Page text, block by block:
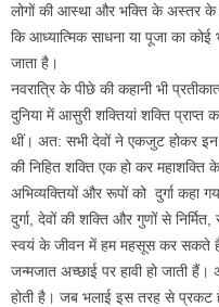
लोगों की आस्था और भक्ति के अस्तर के
कि आध्यात्मिक साधना या पूजा का
जाता है।
नवरात्रि के पीछे की कहानी भी
दुनिया में आसुरी शक्तियां शक्ति प्राप्त
थीं। अत: सभी देवों ने एकजुट होकर इन
की निहित शक्ति एक हो कर महाशक्ति
अभिव्यक्तियों और रूपों को दुर्गा कहा
दुर्गा, देवों की शक्ति और गुणों से
स्वयं के जीवन में हम महसूस कर सकते हैं
जन्मजात अच्छाई पर हावी हो जाती
होती है। जब भलाई इस तरह से प्रकट